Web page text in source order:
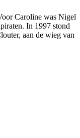
Caroline was Nigel
In 1997 stond
aan de wieg van